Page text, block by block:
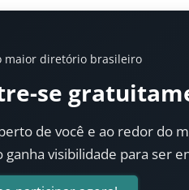
maior diretório brasileiro
se
de você e ao redor do
ganha visibilidade para ser